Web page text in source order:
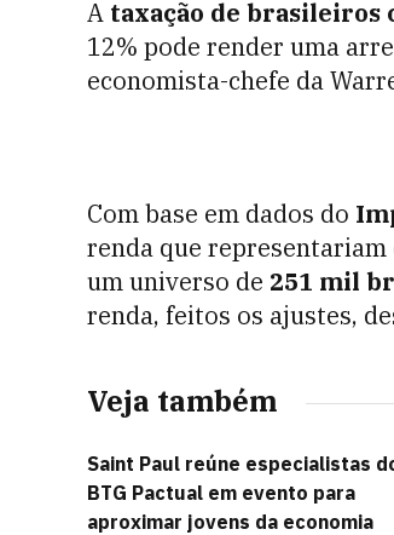
A taxação de brasileiros
12% pode render uma
economista-chefe da
Com base em dados do
renda que representariam
um universo de 251 mil
renda, feitos os ajustes,
Veja também
Saint Paul reúne especialistas
BTG Pactual em evento para
aproximar jovens da economia